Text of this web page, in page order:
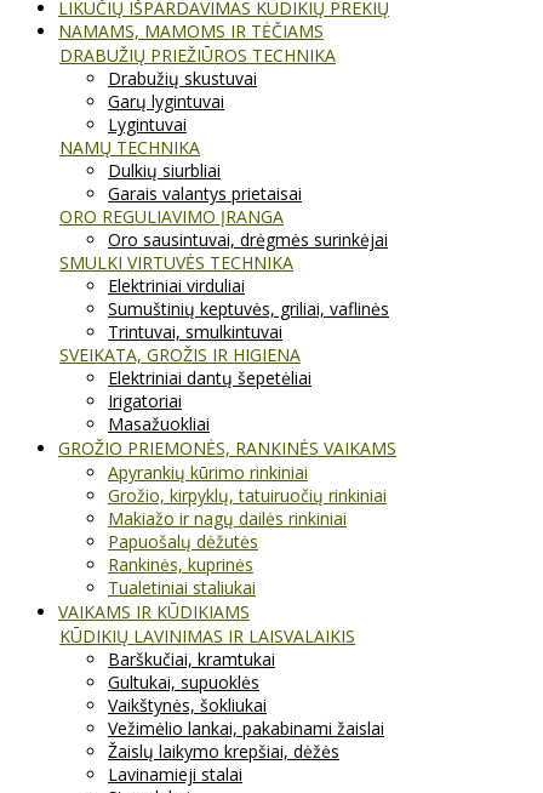
LIKUČIŲ IŠPARDAVIMAS KŪDIKIŲ PREKIŲ
NAMAMS, MAMOMS IR TĖČIAMS
DRABUŽIŲ PRIEŽIŪROS TECHNIKA
Drabužių skustuvai
Garų lygintuvai
Lygintuvai
NAMŲ TECHNIKA
Dulkių siurbliai
Garais valantys prietaisai
ORO REGULIAVIMO ĮRANGA
Oro sausintuvai, drėgmės surinkėjai
SMULKI VIRTUVĖS TECHNIKA
Elektriniai virduliai
Sumuštinių keptuvės, griliai, vaflinės
Trintuvai, smulkintuvai
SVEIKATA, GROŽIS IR HIGIENA
Elektriniai dantų šepetėliai
Irigatoriai
Masažuokliai
GROŽIO PRIEMONĖS, RANKINĖS VAIKAMS
Apyrankių kūrimo rinkiniai
Grožio, kirpyklų, tatuiruočių rinkiniai
Makiažo ir nagų dailės rinkiniai
Papuošalų dėžutės
Rankinės, kuprinės
Tualetiniai staliukai
VAIKAMS IR KŪDIKIAMS
KŪDIKIŲ LAVINIMAS IR LAISVALAIKIS
Barškučiai, kramtukai
Gultukai, supuoklės
Vaikštynės, šokliukai
Vežimėlio lankai, pakabinami žaislai
Žaislų laikymo krepšiai, dėžės
Lavinamieji stalai